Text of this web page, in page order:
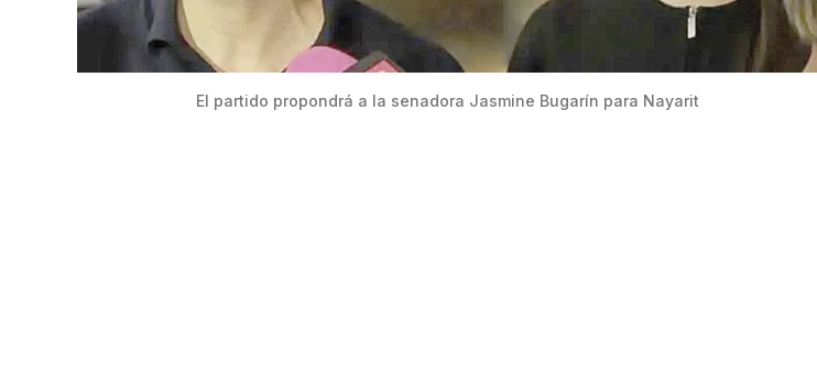
El partido propondrá a la senadora Jasmine Bugarín para Nayarit